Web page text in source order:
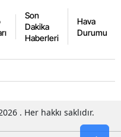
Son
Dakika
Haberleri
Hava
Durumu
. Her hakkı saklıdır.